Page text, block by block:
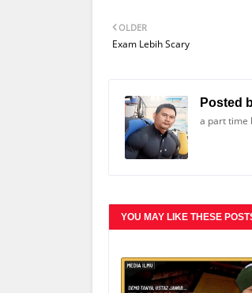
OLDER
Exam Lebih Scary
Posted
a part time
YOU MAY LIKE THESE